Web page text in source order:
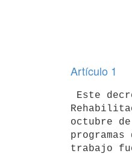
Artículo 1
octubre